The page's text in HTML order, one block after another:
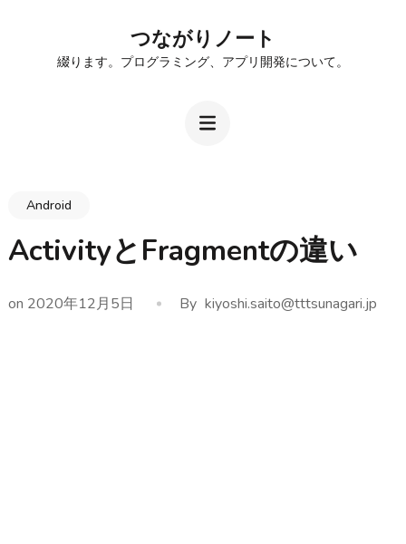
つながりノート
綴ります。プログラミング、アプリ開発について。
Android
ActivityとFragmentの違い
on 2020年12月5日 By kiyoshi.saito@tttsunagari.jp